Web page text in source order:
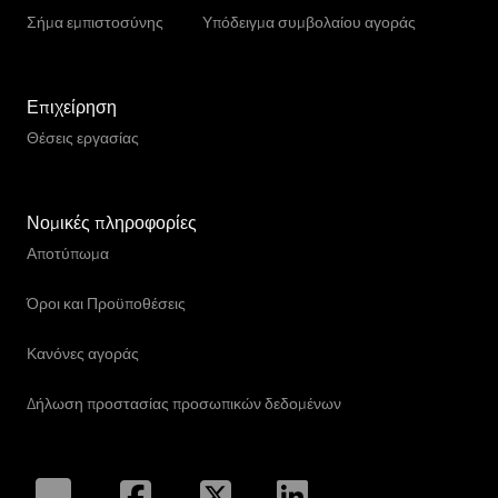
SYSCARA
Σήμα εμπιστοσύνης Υπόδειγμα συμβολαίου αγοράς
Επιχείρηση
Θέσεις εργασίας
Νομικές πληροφορίες
Αποτύπωμα
Όροι και Προϋποθέσεις
Κανόνες αγοράς
Δήλωση προστασίας προσωπικών δεδομένων